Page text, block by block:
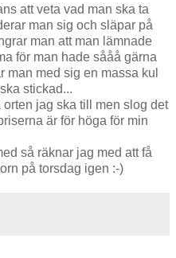
att veta vad man ska ta
man sig och släpar på
man att man lämnade
för man hade sååå gärna
man med sig en massa kul
stickad...
jag ska till men slog det
är för höga för min
så räknar jag med att få
på torsdag igen :-)